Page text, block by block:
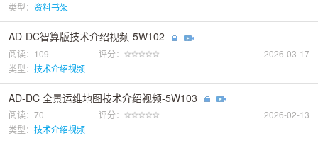
类型： 资料书架
AD-DC智算版技术介绍视频-5W102
阅读：109 评分：
2026-03-17
类型： 技术介绍视频
AD-DC 全景运维地图技术介绍视频-5W103
阅读：70 评分：
2026-02-13
类型： 技术介绍视频